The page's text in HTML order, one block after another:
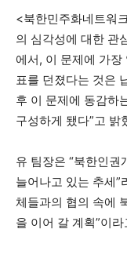
<북한민주화네트워
의 심각성에 대한 관
에서, 이 문제에 가장
표를 던졌다는 것은
후 이 문제에 동감하
구성하게 됐다”고 밝
유 팀장은 “북한인권
늘어나고 있는 추세”
체들과의 협의 속에
을 이어 갈 계획”이